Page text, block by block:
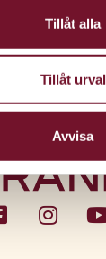
Tillåt alla
Tillåt urval
Avvisa